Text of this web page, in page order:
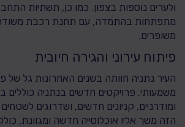
ולערים נוספות בצפון. כמו כן, תשתיות
מתפתחות בהתמדה, עם תחנת רכבת
משופרים.
פיתוח עירוני והגירה חיובית
העיר נתניה חוותה בשנים האחרונות גל של
משמעותי. פרויקטים חדשים בנתניה כוללים
ומודרניים, קניונים חדשים, ושדרוגים לשטחים
הזה משך אליו אוכלוסייה חדשה ומגוונת,